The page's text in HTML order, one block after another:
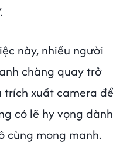
này, nhiều người
chàng quay trở
xuất camera để
có lẽ hy vọng dành
cùng mong manh.